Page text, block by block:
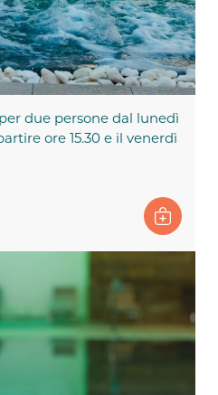
due persone dal lunedì
ore 15.30 e il venerdì